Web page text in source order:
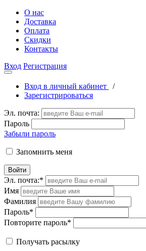
О нас
Доставка
Оплата
Скидки
Контакты
Вход Регистрация
Вход в личный кабинет
/
Зарегистрироваться
Эл. почта:
Пароль
Забыли пароль
Запомнить меня
Войти
Эл. почта:*
Имя
Фамилия
Пароль*
Повторите пароль*
Получать расылку